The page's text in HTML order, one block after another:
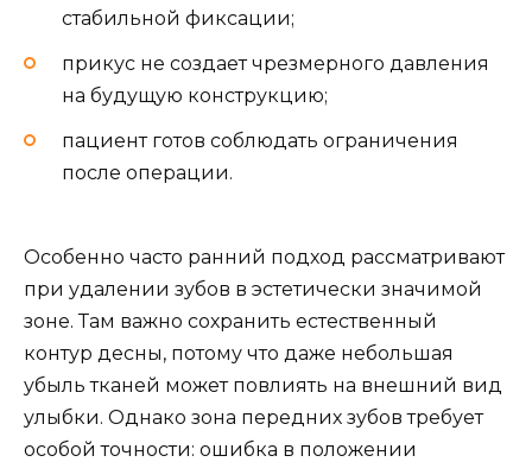
стабильной фиксации;
прикус не создает чрезмерного давления
на будущую конструкцию;
пациент готов соблюдать ограничения
после операции.
Особенно часто ранний подход рассматривают
при удалении зубов в эстетически значимой
зоне. Там важно сохранить естественный
контур десны, потому что даже небольшая
убыль тканей может повлиять на внешний вид
улыбки. Однако зона передних зубов требует
особой точности: ошибка в положении